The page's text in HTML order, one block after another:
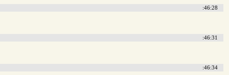
:46:28
:46:31
:46:34